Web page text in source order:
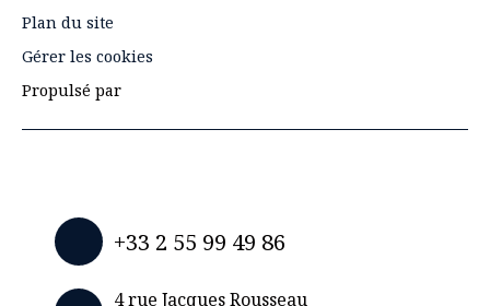
Plan du site
Gérer les cookies
Propulsé par
+33 2 55 99 49 86
4 rue Jacques Rousseau